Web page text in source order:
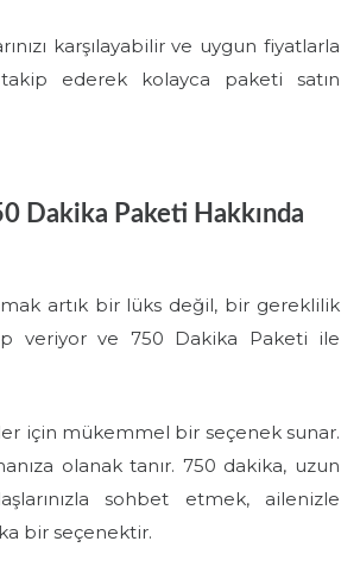
karşılayabilir ve uygun fiyatlarla
takip ederek kolayca paketi satın
Dakika Paketi Hakkında
artık bir lüks değil, bir gereklilik
veriyor ve 750 Dakika Paketi ile
için mükemmel bir seçenek sunar.
olanak tanır. 750 dakika, uzun
sohbet etmek, ailenizle
bir seçenektir.